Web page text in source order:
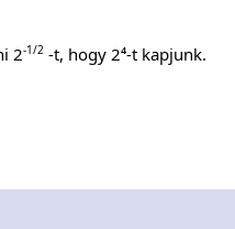
2-1/2-t, hogy 2⁴-t kapjunk.